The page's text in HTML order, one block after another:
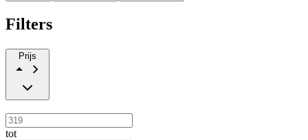
Filters
Prijs
tot